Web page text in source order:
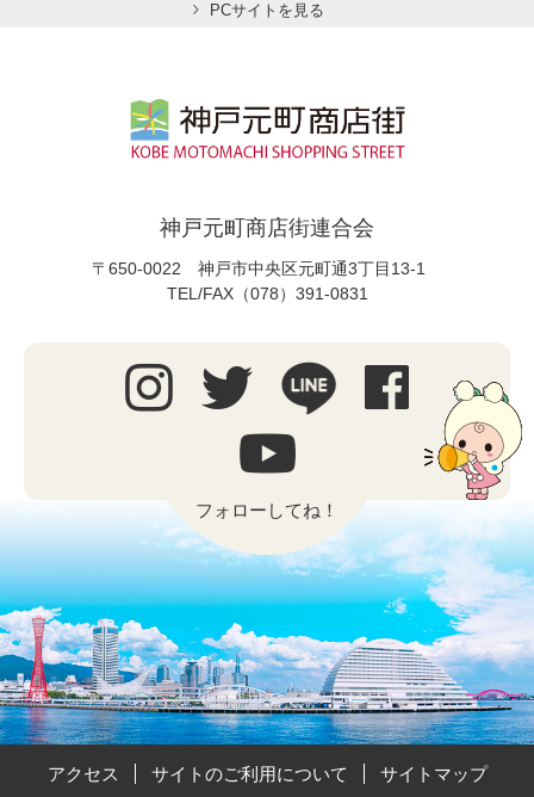
PCサイトを見る
神戸元町商店街連合会
〒650-0022 神戸市中央区元町通3丁目13-1
TEL/FAX（078）391-0831
フォローしてね！
アクセス サイトのご利用について サイトマップ